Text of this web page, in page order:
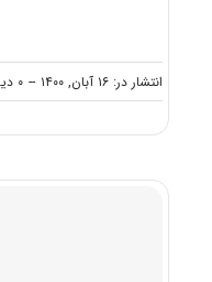
انتشار در: ۱۶ آبان, ۱۴۰۰ -- ۰ دیدگاه